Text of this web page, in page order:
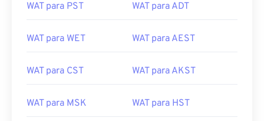
WAT para PST WAT para ADT
WAT para WET WAT para AEST
WAT para CST WAT para AKST
WAT para MSK WAT para HST